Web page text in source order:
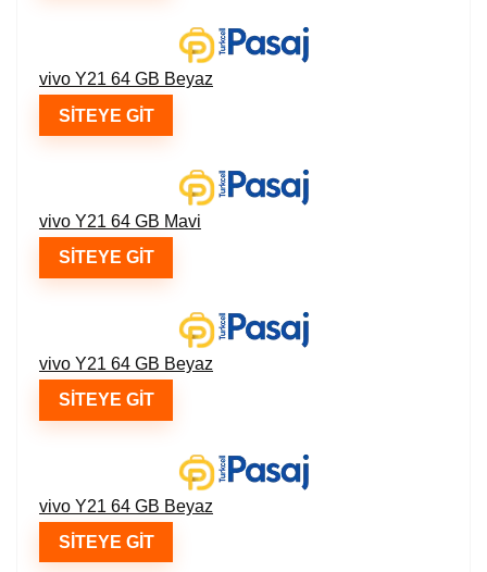
vivo Y21 64 GB Beyaz
SITEYE GIT
vivo Y21 64 GB Mavi
SITEYE GIT
vivo Y21 64 GB Beyaz
SITEYE GIT
vivo Y21 64 GB Beyaz
SITEYE GIT